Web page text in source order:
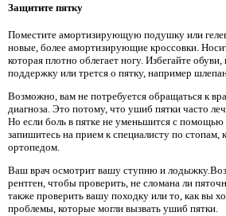
Защитите пятку
Поместите амортизирующую подушку или
новые, более амортизирующие кроссовки.
которая плотно облегает ногу. Избегайте
поддержку или трется о пятку, например
Возможно, вам не потребуется обращаться к
диагноза. Это потому, что ушиб пятки часто
Но если боль в пятке не уменьшится с помощью
запишитесь на прием к специалисту по стопам,
ортопедом.
Ваш врач осмотрит вашу ступню и
рентген, чтобы проверить, не сломана ли
также проверить вашу походку или то, как вы
проблемы, которые могли вызвать ушиб пятки.